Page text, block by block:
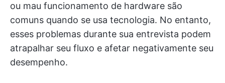
ou mau funcionamento de hardware são
comuns quando se usa tecnologia. No entanto,
esses problemas durante sua entrevista podem
atrapalhar seu fluxo e afetar negativamente seu
desempenho.